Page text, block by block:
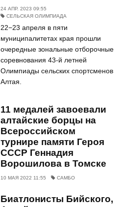
24 АПР. 2023 09:55
СЕЛЬСКАЯ ОЛИМПИАДА
22−23 апреля в пяти
муниципалитетах края прошли
очередные зональные отборочные
соревнования 43-й летней
Олимпиады сельских спортсменов
Алтая.
11 медалей завоевали
алтайские борцы на
Всероссийском
турнире памяти Героя
СССР Геннадия
Ворошилова в Томске
10 МАЯ 2022 11:55 САМБО
Биатлонисты Бийского,